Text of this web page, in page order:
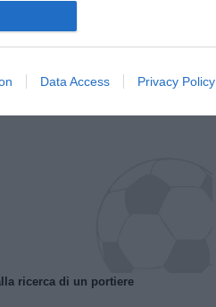
Data Access Privacy Policy
ricerca di un portiere